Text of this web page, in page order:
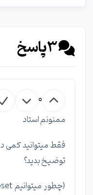
3پاسخ
0
ممنونم استاد
توضیخ بدید؟